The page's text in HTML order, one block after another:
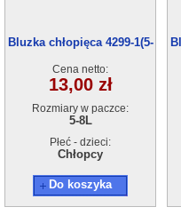
Bluzka chłopięca 4299-1(5-
Cena netto:
13,00 zł
Rozmiary w paczce:
5-8L
Płeć - dzieci:
Chłopcy
Do koszyka